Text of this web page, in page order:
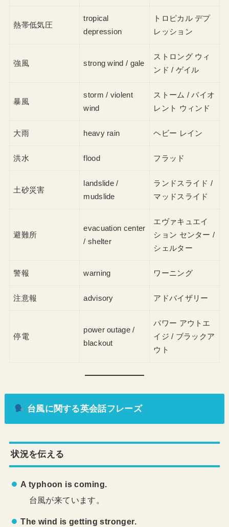
熱帯低気圧
tropical
depression
トロピカル デプ
レッション
強風 strong wind / gale
ストロング ウィ
ンド / ゲイル
暴風
storm / violent
wind
ストーム / バイオ
レント ウィンド
大雨 heavy rain ヘビー レイン
洪水 flood フラッド
土砂災害
landslide /
mudslide
ランドスライド /
マッドスライド
避難所
evacuation center
/ shelter
エヴァキュエイ
ション センター /
シェルター
警報 warning ワーニング
注意報 advisory アドバイザリー
停電
power outage /
blackout
パワー アウトエ
イジ / ブラックア
ウト
台風に関する英会話フレーズ
状況を伝える
A typhoon is coming.
台風が来ています。
The wind is getting stronger.